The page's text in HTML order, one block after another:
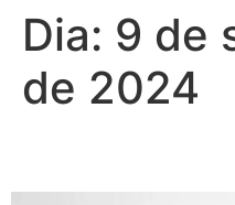
Dia: 9 de
de 2024